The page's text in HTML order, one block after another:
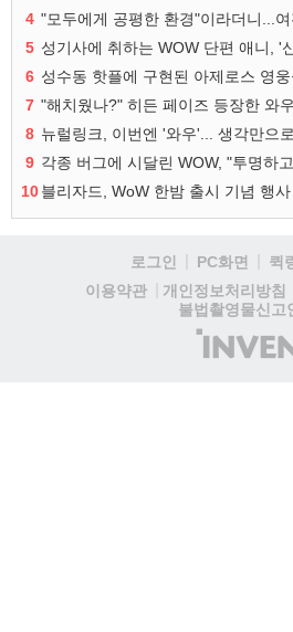
4 "모두에게 공평한 환경"이라더니...
5 성기사에 취하는 WOW 단편 애니, '
6
7
8 뉴럴링크, 이번엔 '와우'... 생각만으
9 각종 버그에 시달린 WOW, "투명하
10블리자드, WoW 한밤 출시 기념 행
로그인 PC화면 퀵
이용약관
개인정보처리방침
불법촬영물신고
(주)
인